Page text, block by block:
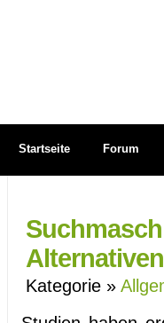
Startseite Forum
Alternativen
Kategorie »